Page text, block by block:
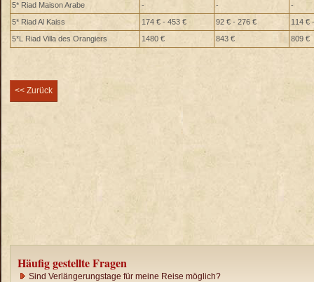
5* Riad Maison Arabe - -
-
5* Riad Al Kaiss
174 € - 453 € 92 € - 276 €
114 €
5*L Riad Villa des Orangiers
1480 € 843 € 809 €
<< Zurück
Häufig gestellte Fragen
Sind Verlängerungstage für meine Reise möglich?